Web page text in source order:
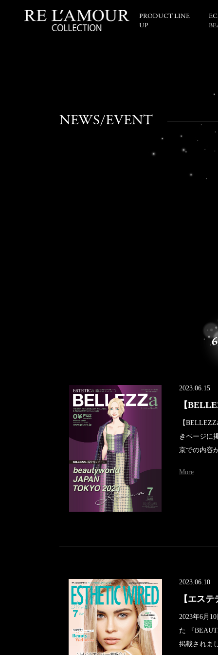
PRODUCT LINE
UP
NEWS/EVENT
2023.06.15
【
【
きページに
京での内容
More
2023.06.10
【エス
2023年6月
た 『
掲載されま